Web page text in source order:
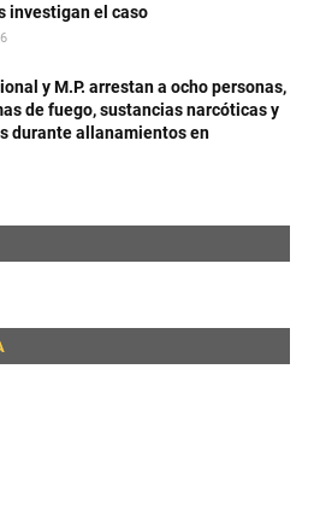
investigan el caso
y M.P. arrestan a ocho personas,
de fuego, sustancias narcóticas y
durante allanamientos en